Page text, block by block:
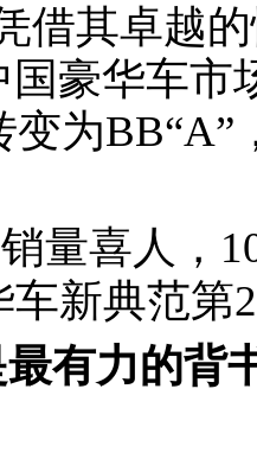
借其卓越
豪华车市
为
有力的背